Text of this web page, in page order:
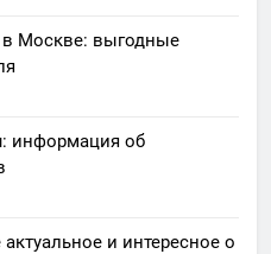
в Москве: выгодные
информация об
и интересное о